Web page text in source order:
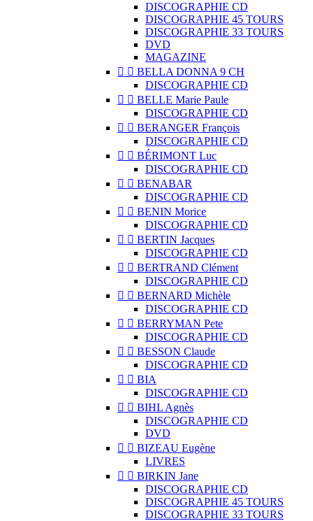
DISCOGRAPHIE CD
DISCOGRAPHIE 45 TOURS
DISCOGRAPHIE 33 TOURS
DVD
MAGAZINE
  BELLA DONNA 9 CH
DISCOGRAPHIE CD
  BELLE Marie Paule
DISCOGRAPHIE CD
  BERANGER François
DISCOGRAPHIE CD
  BÉRIMONT Luc
DISCOGRAPHIE CD
  BENABAR
DISCOGRAPHIE CD
  BENIN Morice
DISCOGRAPHIE CD
  BERTIN Jacques
DISCOGRAPHIE CD
  BERTRAND Clément
DISCOGRAPHIE CD
  BERNARD Michèle
DISCOGRAPHIE CD
  BERRYMAN Pete
DISCOGRAPHIE CD
  BESSON Claude
DISCOGRAPHIE CD
  BIA
DISCOGRAPHIE CD
  BIHL Agnès
DISCOGRAPHIE CD
DVD
  BIZEAU Eugène
LIVRES
  BIRKIN Jane
DISCOGRAPHIE CD
DISCOGRAPHIE 45 TOURS
DISCOGRAPHIE 33 TOURS